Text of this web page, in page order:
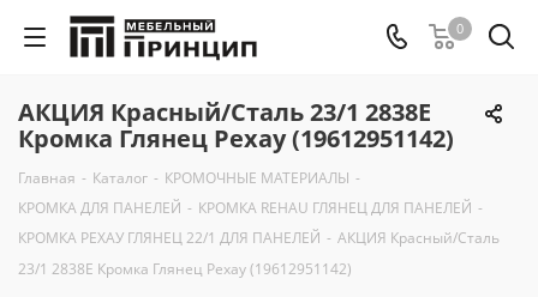
0
АКЦИЯ Красный/Сталь 23/1 2838Е
Кромка Глянец Рехау (19612951142)
Главная - Каталог - КРОМОЧНЫЕ МАТЕРИАЛЫ -
КРОМКА ДЛЯ ПАНЕЛЕЙ - КРОМКА REHAU ГЛЯНЕЦ ДЛЯ ПАНЕЛЕЙ -
КРОМКА РЕХАУ ГЛЯНЕЦ 22/1 ДЛЯ ПАНЕЛЕЙ - АКЦИЯ Красный/Сталь
23/1 2838Е Кромка Глянец Рехау (19612951142)